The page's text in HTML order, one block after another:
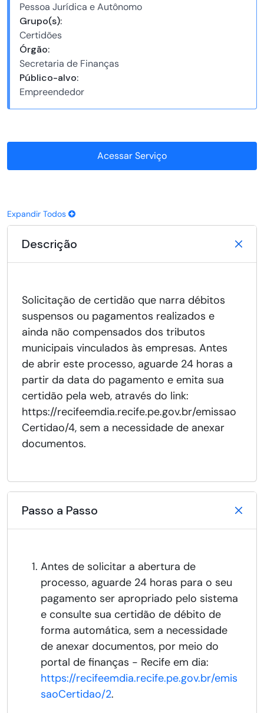
Pessoa Jurídica e Autônomo
Grupo(s):
Certidões
Órgão:
Secretaria de Finanças
Público-alvo:
Empreendedor
Acessar Serviço
Expandir Todos
Descrição
Solicitação de certidão que narra débitos
suspensos ou pagamentos realizados e
ainda não compensados dos tributos
municipais vinculados às empresas. Antes
de abrir este processo, aguarde 24 horas a
partir da data do pagamento e emita sua
certidão pela web, através do link:
https://recifeemdia.recife.pe.gov.br/emissao
Certidao/4, sem a necessidade de anexar
documentos.
Passo a Passo
​Antes de solicitar a abertura de
processo, aguarde 24 horas para o seu
pagamento ser apropriado pelo sistema
e consulte sua certidão de débito de
forma automática, sem a necessidade
de anexar documentos, por meio do
portal de finanças - Recife em dia:
https://recifeemdia.recife.pe.gov.br/emis
saoCertidao/2.